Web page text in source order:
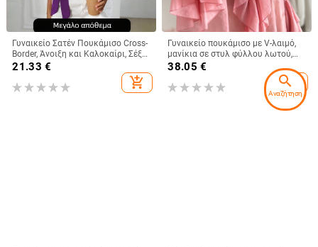
Γυναικείο Σατέν Πουκάμισο Cross-
Border, Άνοιξη και Καλοκαίρι, Σέξι,
Αμάνικο Πουκάμισο με Δαντέλα
και Πλαϊνό Τύλιγμα, Αμάνικο
Μπλούζα
21.33 €
add_shopping_cart
Γυναικείο πουκάμισο με V-λαιμό,
μανίκια σε στυλ φύλλου λωτού,
χωρίς τσαλάκωμα, ύφασμα
πολυεστέρα-ελαστάν, κανονικό
μήκος
38.05 €
add_shopping_cart
search
Αναζήτηση